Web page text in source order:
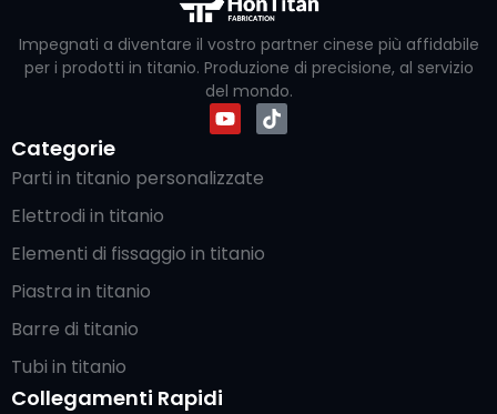
Impegnati a diventare il vostro partner cinese più affidabile
per i prodotti in titanio. Produzione di precisione, al servizio
del mondo.
Categorie
Parti in titanio personalizzate
Elettrodi in titanio
Elementi di fissaggio in titanio
Piastra in titanio
Barre di titanio
Tubi in titanio
Collegamenti Rapidi